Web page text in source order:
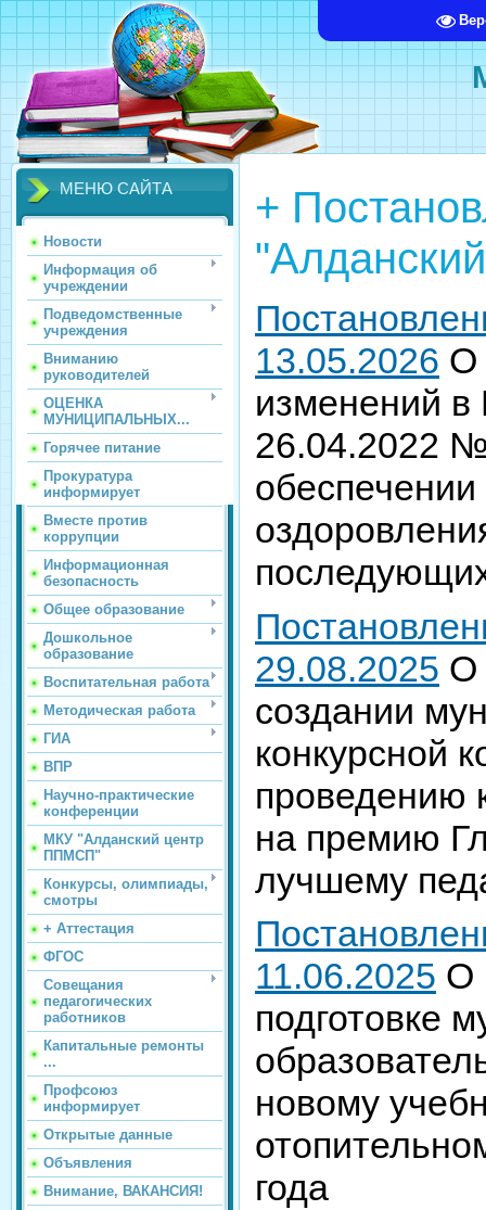
МЕНЮ САЙТА
Новости
Информация об
учреждении
Подведомственные
учреждения
Вниманию
руководителей
ОЦЕНКА
МУНИЦИПАЛЬНЫХ...
Горячее питание
Прокуратура
информирует
Вместе против
коррупции
Информационная
безопасность
Общее образование
Дошкольное
образование
Воспитательная работа
Методическая работа
ГИА
ВПР
Научно-практические
конференции
МКУ "Алданский центр
ППМСП"
Конкурсы, олимпиады,
смотры
+ Аттестация
ФГОС
Совещания
педагогических
работников
Капитальные ремонты
...
Профсоюз
информирует
Открытые данные
Объявления
Внимание, ВАКАНСИЯ!
+
13.05.2026 О
изменений в
26.04.2022
29.08.2025 О
создании
конкурсной
проведению
на премию
лучшему
11.06.2025 О
подготовке
новому
года